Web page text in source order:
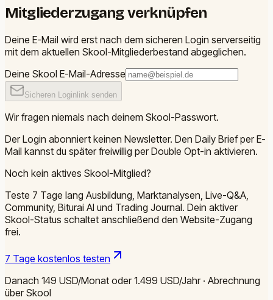
Mitgliederzugang verknüpfen
Deine E-Mail wird erst nach dem sicheren Login serverseitig
mit dem aktuellen Skool-Mitgliederbestand abgeglichen.
Deine Skool E-Mail-Adresse
Sicheren Loginlink senden
Wir fragen niemals nach deinem Skool-Passwort.
Der Login abonniert keinen Newsletter. Den Daily Brief per E-
Mail kannst du später freiwillig per Double Opt-in aktivieren.
Noch kein aktives Skool-Mitglied?
Teste 7 Tage lang Ausbildung, Marktanalysen, Live-Q&A,
Community, Biturai AI und Trading Journal. Dein aktiver
Skool-Status schaltet anschließend den Website-Zugang
frei.
7 Tage kostenlos testen
Danach 149 USD/Monat oder 1.499 USD/Jahr · Abrechnung
über Skool